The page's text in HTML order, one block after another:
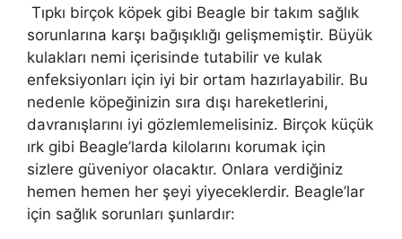
Tıpkı birçok köpek gibi Beagle bir takım sağlık
sorunlarına karşı bağışıklığı gelişmemiştir. Büyük
kulakları nemi içerisinde tutabilir ve kulak
enfeksiyonları için iyi bir ortam hazırlayabilir. Bu
nedenle köpeğinizin sıra dışı hareketlerini,
davranışlarını iyi gözlemlemelisiniz. Birçok küçük
ırk gibi Beagle’larda kilolarını korumak için
sizlere güveniyor olacaktır. Onlara verdiğiniz
hemen hemen her şeyi yiyeceklerdir. Beagle’lar
için sağlık sorunları şunlardır: